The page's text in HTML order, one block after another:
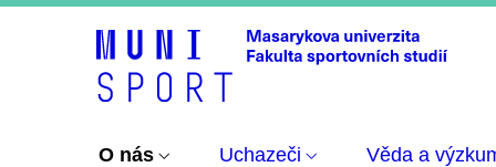
O nás Uchazeči Věda a